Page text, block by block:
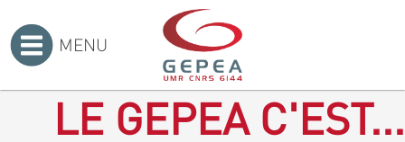
MENU
LE GEPEA C'EST...